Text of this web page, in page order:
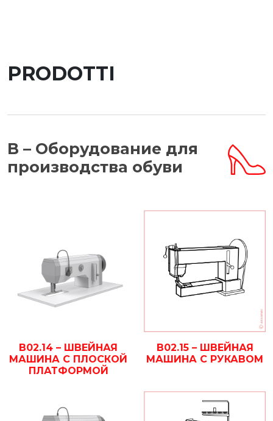
PRODOTTI
B – Оборудование для
производства обуви
B02.14 – ШВЕЙНАЯ
МАШИНА С ПЛОСКОЙ
ПЛАТФОРМОЙ
B02.15 – ШВЕЙНАЯ
МАШИНА С РУКАВОМ